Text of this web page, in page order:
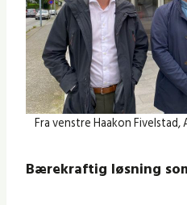
Fra venstre Haakon
Bærekraftig løsning